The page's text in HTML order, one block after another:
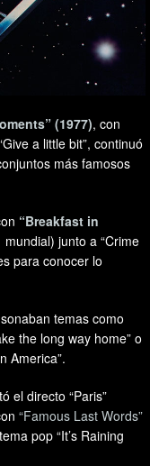
(1977), con
a little bit”, continuó
más famosos
“Breakfast in
junto a “Crime
para conocer lo
temas como
the long way home” o
America”.
el directo “Paris”
“Famous Last Words”
pop “It’s Raining